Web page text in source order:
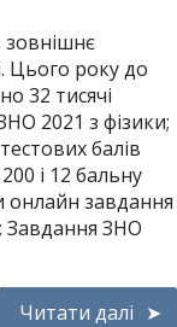
зовнішнє
Цього року до
32 тисячі
2021 з фізики;
балів
і 12 бальну
онлайн завдання
Завдання ЗНО
Читати далі